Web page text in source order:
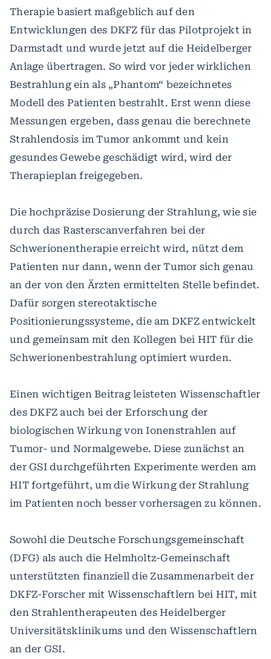
Therapie basiert maßgeblich auf den
Entwicklungen des DKFZ für das Pilotprojekt in
Darmstadt und wurde jetzt auf die Heidelberger
Anlage übertragen. So wird vor jeder wirklichen
Bestrahlung ein als „Phantom“ bezeichnetes
Modell des Patienten bestrahlt. Erst wenn diese
Messungen ergeben, dass genau die berechnete
Strahlendosis im Tumor ankommt und kein
gesundes Gewebe geschädigt wird, wird der
Therapieplan freigegeben.
Die hochpräzise Dosierung der Strahlung, wie sie
durch das Rasterscanverfahren bei der
Schwerionentherapie erreicht wird, nützt dem
Patienten nur dann, wenn der Tumor sich genau
an der von den Ärzten ermittelten Stelle befindet.
Dafür sorgen stereotaktische
Positionierungssysteme, die am DKFZ entwickelt
und gemeinsam mit den Kollegen bei HIT für die
Schwerionenbestrahlung optimiert wurden.
Einen wichtigen Beitrag leisteten Wissenschaftler
des DKFZ auch bei der Erforschung der
biologischen Wirkung von Ionenstrahlen auf
Tumor- und Normalgewebe. Diese zunächst an
der GSI durchgeführten Experimente werden am
HIT fortgeführt, um die Wirkung der Strahlung
im Patienten noch besser vorhersagen zu können.
Sowohl die Deutsche Forschungsgemeinschaft
(DFG) als auch die Helmholtz-Gemeinschaft
unterstützten finanziell die Zusammenarbeit der
DKFZ-Forscher mit Wissenschaftlern bei HIT, mit
den Strahlentherapeuten des Heidelberger
Universitätsklinikums und den Wissenschaftlern
an der GSI.